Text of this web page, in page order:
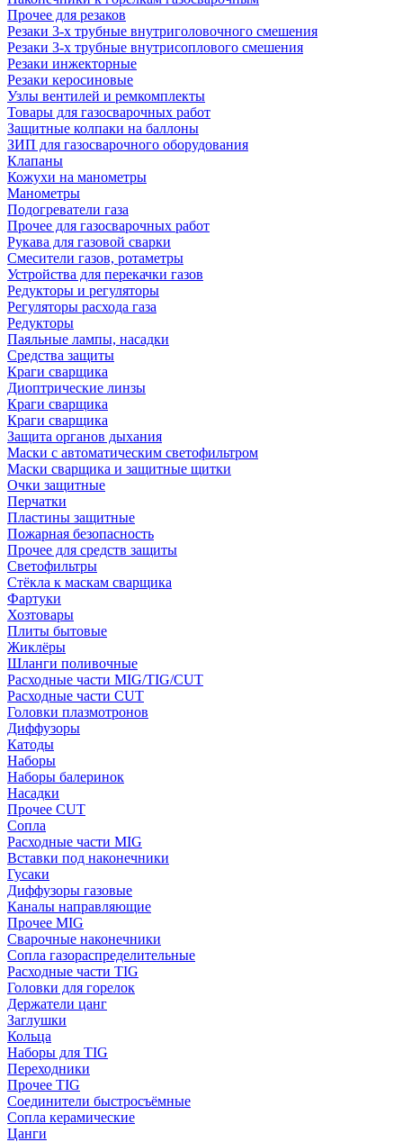
Прочее для резаков
Резаки 3-х трубные внутриголовочного смешения
Резаки 3-х трубные внутрисоплового смешения
Резаки инжекторные
Резаки керосиновые
Узлы вентилей и ремкомплекты
Товары для газосварочных работ
Защитные колпаки на баллоны
ЗИП для газосварочного оборудования
Клапаны
Кожухи на манометры
Манометры
Подогреватели газа
Прочее для газосварочных работ
Рукава для газовой сварки
Смесители газов, ротаметры
Устройства для перекачки газов
Редукторы и регуляторы
Регуляторы расхода газа
Редукторы
Паяльные лампы, насадки
Средства защиты
Краги сварщика
Диоптрические линзы
Краги сварщика
Краги сварщика
Защита органов дыхания
Маски с автоматическим светофильтром
Маски сварщика и защитные щитки
Очки защитные
Перчатки
Пластины защитные
Пожарная безопасность
Прочее для средств защиты
Светофильтры
Стёкла к маскам сварщика
Фартуки
Хозтовары
Плиты бытовые
Жиклёры
Шланги поливочные
Расходные части MIG/TIG/CUT
Расходные части CUT
Головки плазмотронов
Диффузоры
Катоды
Наборы
Наборы балеринок
Насадки
Прочее CUT
Сопла
Расходные части MIG
Вставки под наконечники
Гусаки
Диффузоры газовые
Каналы направляющие
Прочее MIG
Сварочные наконечники
Сопла газораспределительные
Расходные части TIG
Головки для горелок
Держатели цанг
Заглушки
Кольца
Наборы для TIG
Переходники
Прочее TIG
Соединители быстросъёмные
Сопла керамические
Цанги